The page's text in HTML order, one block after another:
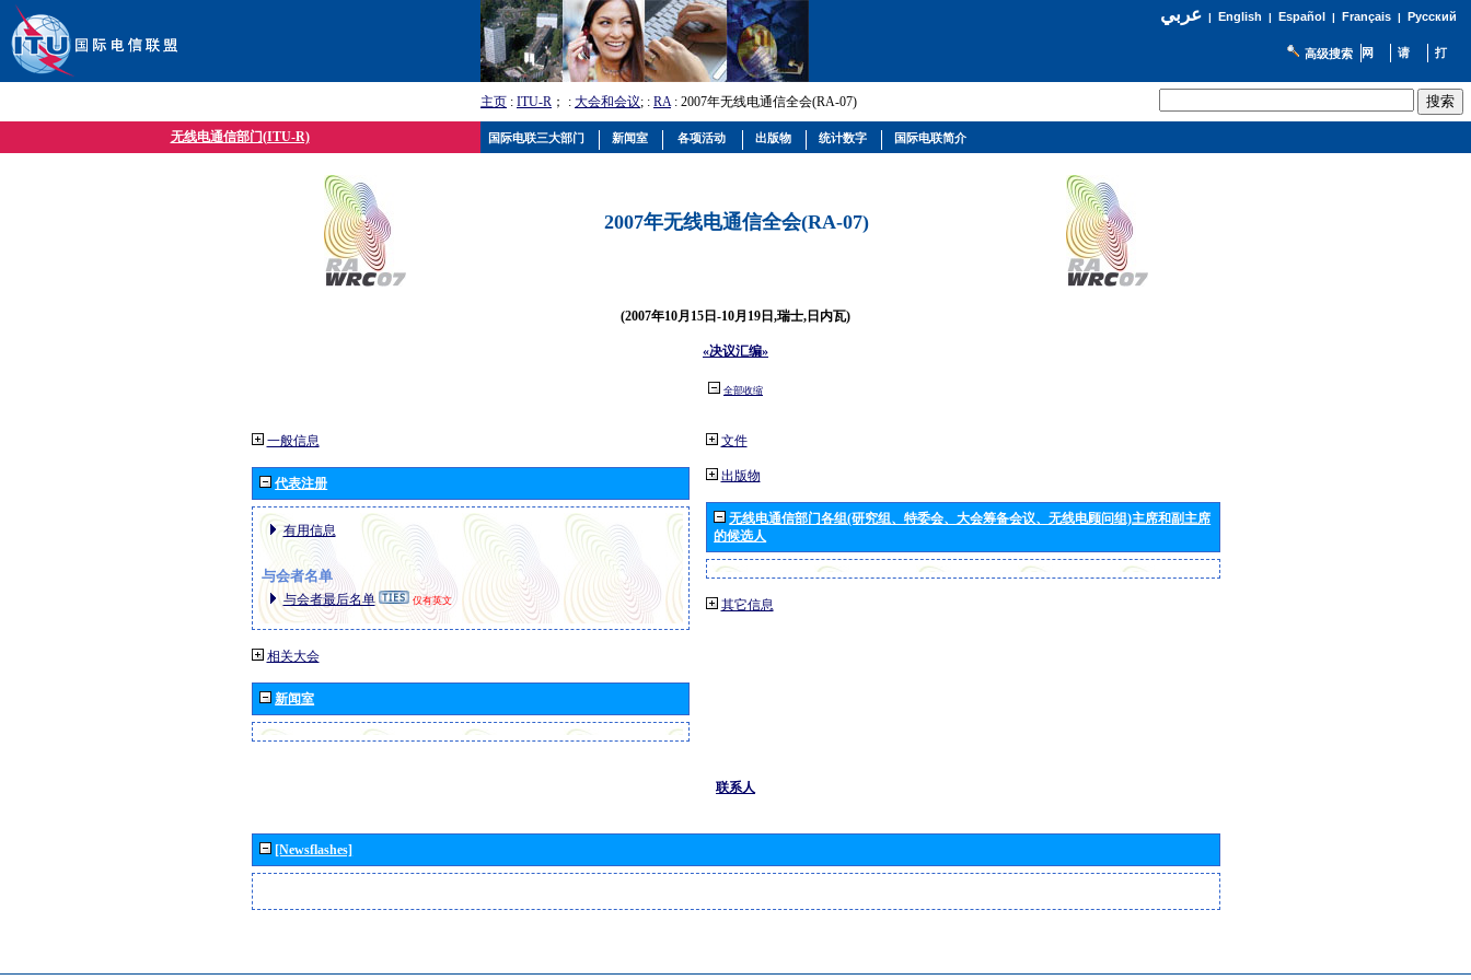
عربي| English | Español | Français| Русский
高级搜索
主页 : ITU-R ； : 大会和会议; : RA: 2007年无线电通信全会(RA-07)
无线电通信部门(ITU-R)
2007年无线电通信全会(RA-07)
(2007年10月15日-10月19日,瑞士,日内瓦)
«决议汇编»
全部收缩
一般信息
代表注册
有用信息
与会者名单
与会者最后名单 仅有英文
相关大会
新闻室
文件
出版物
无线电通信部门各组(研究组、特委会、大会筹备会议、无线电顾问组)主席和副主席
的候选人
其它信息
联系人
[Newsflashes]
国际电联三大部门 新闻室 各项活动 出版物 统计数字 国际电联简介